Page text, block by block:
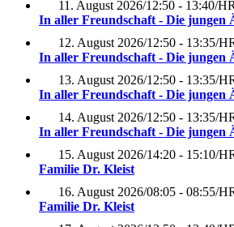
11. August 2026/12:50 - 13:40/HR
In aller Freundschaft - Die jungen
12. August 2026/12:50 - 13:35/
In aller Freundschaft - Die jungen
13. August 2026/12:50 - 13:35/
In aller Freundschaft - Die jungen
14. August 2026/12:50 - 13:35/
In aller Freundschaft - Die jungen
15. August 2026/14:20 - 15:10/
Familie Dr. Kleist
16. August 2026/08:05 - 08:55/
Familie Dr. Kleist